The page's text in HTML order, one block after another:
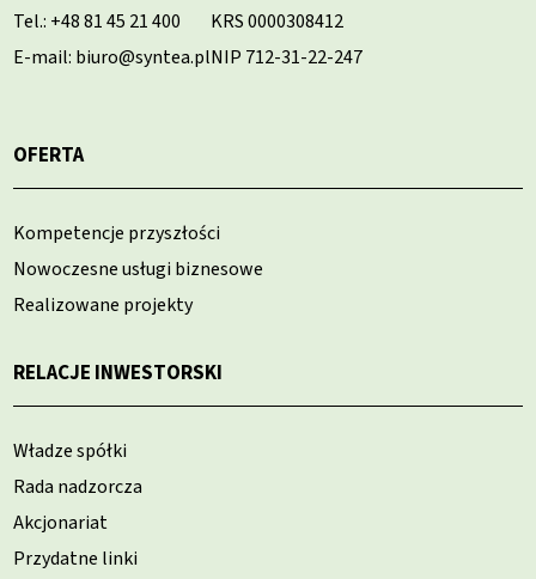
Tel.: +48 81 45 21 400
E-mail: biuro@syntea.pl
KRS 0000308412
NIP 712-31-22-247
OFERTA
Kompetencje przyszłości
Nowoczesne usługi biznesowe
Realizowane projekty
RELACJE INWESTORSKI
Władze spółki
Rada nadzorcza
Akcjonariat
Przydatne linki